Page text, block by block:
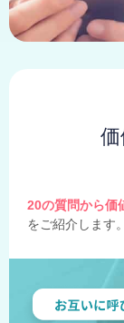
20の質問から価
をご紹介します。